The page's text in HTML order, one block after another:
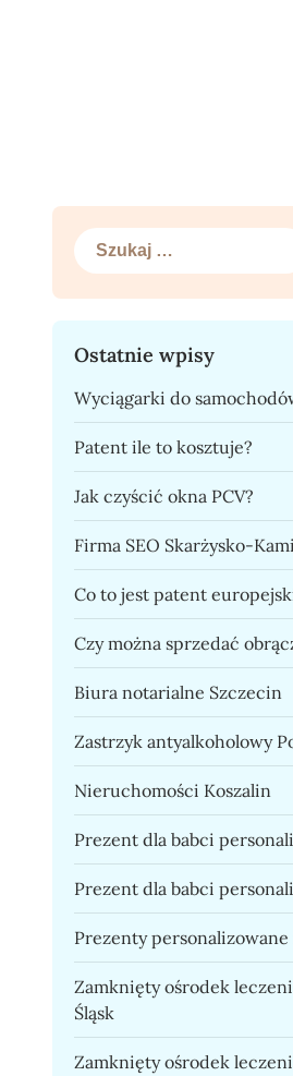
Szukaj:
Ostatnie wpisy
Wyciągarki do
Patent ile to kosztuje?
Jak czyścić okna PCV?
Firma SEO Skarżysko-
Co to jest patent
Czy można sprzedać
Biura notarialne Szczecin
Zastrzyk antyalkoholowy
Nieruchomości Koszalin
Prezent dla babci
Prezent dla babci
Prezenty
Zamknięty ośrodek
Śląsk
Zamknięty ośrodek